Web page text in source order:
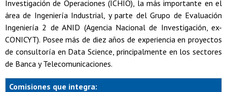
Investigación de Operaciones (ICHIO), la más importante en el
área de Ingeniería Industrial, y parte del Grupo de Evaluación
Ingeniería 2 de ANID (Agencia Nacional de Investigación, ex-
CONICYT). Posee más de diez años de experiencia en proyectos
de consultoría en Data Science, principalmente en los sectores
de Banca y Telecomunicaciones.
Comisiones que integra: